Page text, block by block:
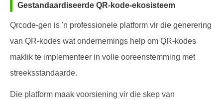
Gestandaardiseerde QR-kode-ekosisteem
Qrcode-gen is 'n professionele platform vir die generering
van QR-kodes wat ondernemings help om QR-kodes
maklik te implementeer in volle ooreenstemming met
streeksstandaarde.
Die platform maak voorsiening vir die skep van